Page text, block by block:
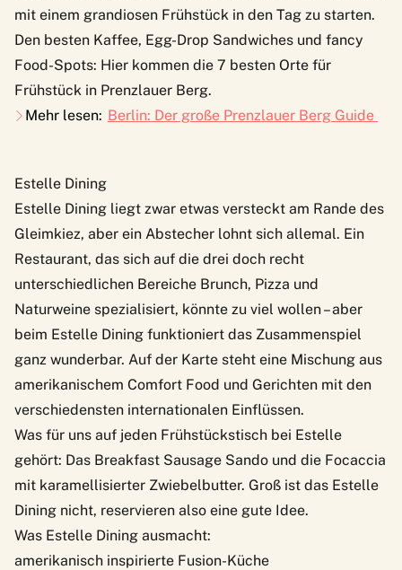
mit einem grandiosen Frühstück in den Tag zu starten.
Den besten Kaffee, Egg-Drop Sandwiches und fancy
Food-Spots: Hier kommen die 7 besten Orte für
Frühstück in Prenzlauer Berg.
Mehr lesen: Berlin: Der große Prenzlauer Berg Guide
Estelle Dining
Estelle Dining liegt zwar etwas versteckt am Rande des
Gleimkiez, aber ein Abstecher lohnt sich allemal. Ein
Restaurant, das sich auf die drei doch recht
unterschiedlichen Bereiche Brunch, Pizza und
Naturweine spezialisiert, könnte zu viel wollen – aber
beim Estelle Dining funktioniert das Zusammenspiel
ganz wunderbar. Auf der Karte steht eine Mischung aus
amerikanischem Comfort Food und Gerichten mit den
verschiedensten internationalen Einflüssen.
Was für uns auf jeden Frühstückstisch bei Estelle
gehört: Das Breakfast Sausage Sando und die Focaccia
mit karamellisierter Zwiebelbutter. Groß ist das Estelle
Dining nicht, reservieren also eine gute Idee.
Was Estelle Dining ausmacht:
amerikanisch inspirierte Fusion-Küche